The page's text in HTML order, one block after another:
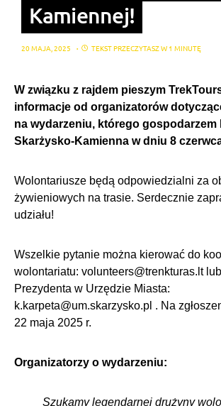
Kamiennej!
20 MAJA, 2025 TEKST PRZECZYTASZ W 1 MINUTĘ
W związku z rajdem pieszym
informacje od organizatorów
na wydarzeniu, którego gospodarzem
Skarżysko-Kamienna w dniu 8
Wolontariusze będą odpowiedzialni za
żywieniowych na trasie. Serdecznie
udziału!
Wszelkie pytanie można kierować do
wolontariatu: volunteers@trenkturas.lt
Prezydenta w Urzędzie Miasta:
k.karpeta@um.skarzysko.pl . Na
22 maja 2025 r.
Organizatorzy o wydarzeniu:
Szukamy legendarnej drużyny